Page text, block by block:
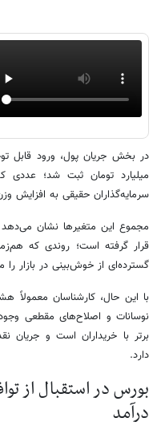
میلیارد تومان ثبت شد؛ عددی
سرمایه‌گذاران حقیقی به افزایش
مجموع این متغیرها نشان
قرار گرفته است؛ روندی که
گسترده‌ای از خوش‌بینی در بازار
با این حال، کارشناسان
نوسانات و اصلاح‌های مقطعی
برتر با خریداران است و جریان
دارد.
بورس در استقبال از
درآمد